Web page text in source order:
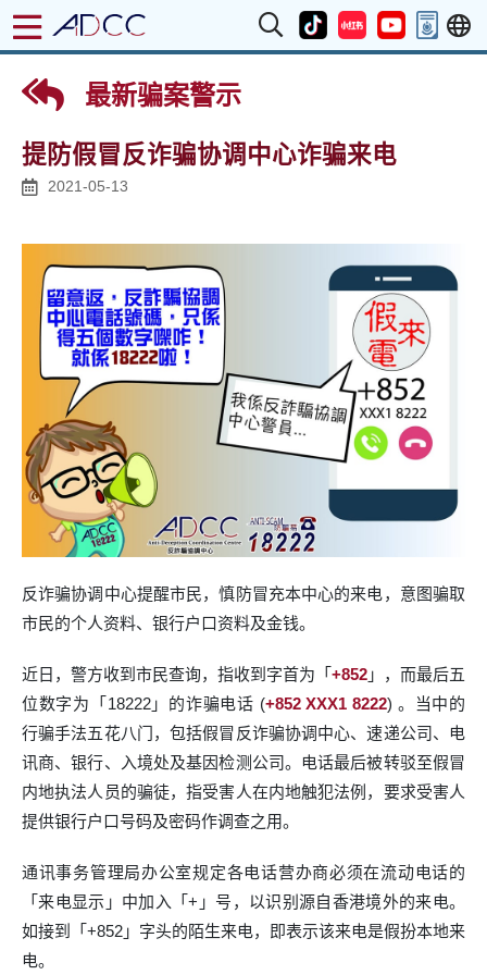
最新骗案警示
提防假冒反诈骗协调中心诈骗来电
2021-05-13
反诈骗协调中心提醒市民，慎防冒充本中心的来电，意图骗取
市民的个人资料、银行户口资料及金钱。
近日，警方收到市民查询，指收到字首为「 +852 」，而最后五
位数字为「18222」的诈骗电话 (+852 XXX1 8222) 。当中的
行骗手法五花八门，包括假冒反诈骗协调中心、速递公司、电
讯商、银行、入境处及基因检测公司。电话最后被转驳至假冒
内地执法人员的骗徒，指受害人在内地触犯法例，要求受害人
提供银行户口号码及密码作调查之用。
通讯事务管理局办公室规定各电话营办商必须在流动电话的
「来电显示」中加入「+」号，以识别源自香港境外的来电。
如接到「+852」字头的陌生来电，即表示该来电是假扮本地来
电。